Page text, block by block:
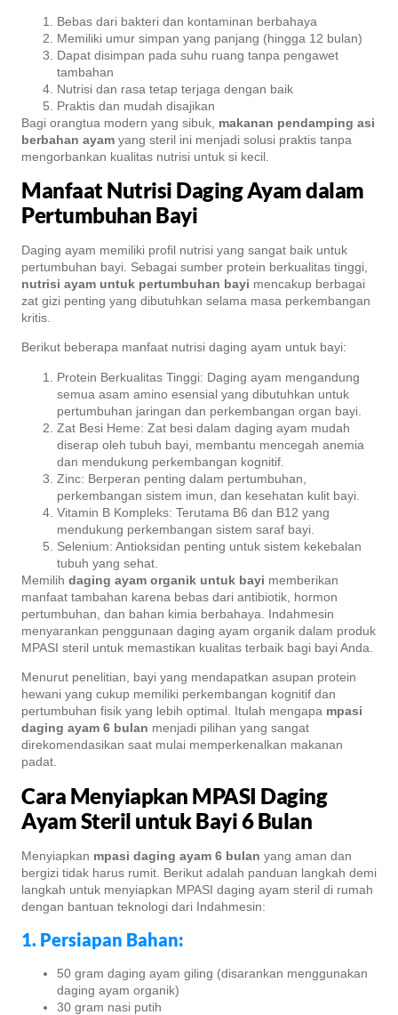
Bebas dari bakteri dan kontaminan berbahaya
Memiliki umur simpan yang panjang (hingga 12 bulan)
Dapat disimpan pada suhu ruang tanpa pengawet
tambahan
Nutrisi dan rasa tetap terjaga dengan baik
Praktis dan mudah disajikan
Bagi orangtua modern yang sibuk, makanan pendamping asi
berbahan ayam yang steril ini menjadi solusi praktis tanpa
mengorbankan kualitas nutrisi untuk si kecil.
Manfaat Nutrisi Daging Ayam dalam
Pertumbuhan Bayi
Daging ayam memiliki profil nutrisi yang sangat baik untuk
pertumbuhan bayi. Sebagai sumber protein berkualitas tinggi,
nutrisi ayam untuk pertumbuhan bayi mencakup berbagai
zat gizi penting yang dibutuhkan selama masa perkembangan
kritis.
Berikut beberapa manfaat nutrisi daging ayam untuk bayi:
Protein Berkualitas Tinggi: Daging ayam mengandung
semua asam amino esensial yang dibutuhkan untuk
pertumbuhan jaringan dan perkembangan organ bayi.
Zat Besi Heme: Zat besi dalam daging ayam mudah
diserap oleh tubuh bayi, membantu mencegah anemia
dan mendukung perkembangan kognitif.
Zinc: Berperan penting dalam pertumbuhan,
perkembangan sistem imun, dan kesehatan kulit bayi.
Vitamin B Kompleks: Terutama B6 dan B12 yang
mendukung perkembangan sistem saraf bayi.
Selenium: Antioksidan penting untuk sistem kekebalan
tubuh yang sehat.
Memilih daging ayam organik untuk bayi memberikan
manfaat tambahan karena bebas dari antibiotik, hormon
pertumbuhan, dan bahan kimia berbahaya. Indahmesin
menyarankan penggunaan daging ayam organik dalam produk
MPASI steril untuk memastikan kualitas terbaik bagi bayi Anda.
Menurut penelitian, bayi yang mendapatkan asupan protein
hewani yang cukup memiliki perkembangan kognitif dan
pertumbuhan fisik yang lebih optimal. Itulah mengapa mpasi
daging ayam 6 bulan menjadi pilihan yang sangat
direkomendasikan saat mulai memperkenalkan makanan
padat.
Cara Menyiapkan MPASI Daging
Ayam Steril untuk Bayi 6 Bulan
Menyiapkan mpasi daging ayam 6 bulan yang aman dan
bergizi tidak harus rumit. Berikut adalah panduan langkah demi
langkah untuk menyiapkan MPASI daging ayam steril di rumah
dengan bantuan teknologi dari Indahmesin:
1. Persiapan Bahan:
50 gram daging ayam giling (disarankan menggunakan
daging ayam organik)
30 gram nasi putih